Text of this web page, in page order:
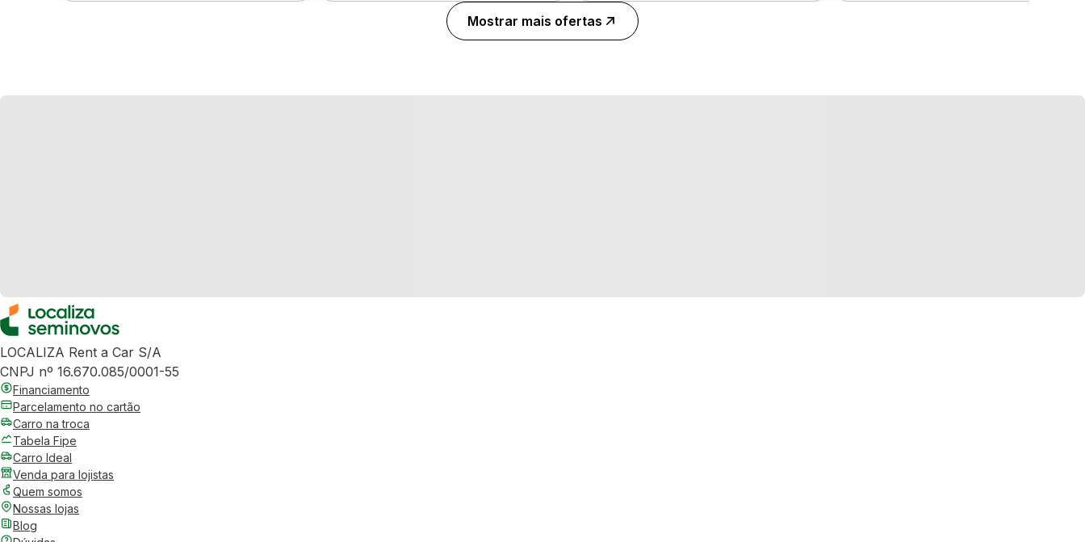
Mostrar mais ofertas
LOCALIZA Rent a Car S/A
CNPJ nº 16.670.085/0001-55
Financiamento
Parcelamento no cartão
Carro na troca
Tabela Fipe
Carro Ideal
Venda para lojistas
Quem somos
Nossas lojas
Blog